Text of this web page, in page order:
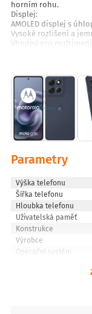
horním rohu.
Displej:
AMOLED displej s
Vysoké rozlišení a
Vhodný pro
Paměť: až 8 GB RAM.
Úložiště: 256 GB
microSD.
Vysoký výkon pro
Baterie a výdrž:
Kapacita baterie:
Výdrž až 41 hodin na
Fotoaparáty:
Hlavní fotoaparát: 50
Parametry
Výška telefonu
Šířka telefonu
Hloubka telefonu
Uživatelská paměť
Konstrukce
Výrobce
Operační systém